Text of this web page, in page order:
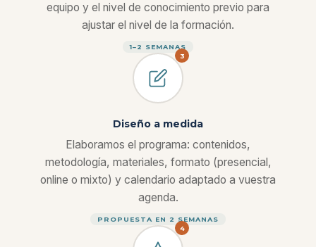
equipo y el nivel de conocimiento previo para
ajustar el nivel de la formación.
1–2 SEMANAS
3
Diseño a medida
Elaboramos el programa: contenidos,
metodología, materiales, formato (presencial,
online o mixto) y calendario adaptado a vuestra
agenda.
PROPUESTA EN 2 SEMANAS
4